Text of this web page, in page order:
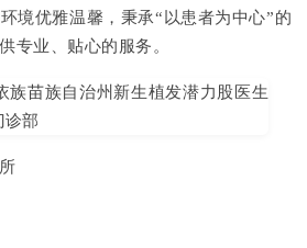
境优雅温馨，秉承“以患者为中心”的
专业、贴心的服务。